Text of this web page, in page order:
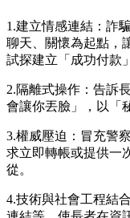
1.建立情感連結：詐
聊天、關懷為起點，
試探建立「成功付款
2.隔離式操作：告訴
會讓你丟臉」，以「
3.權威壓迫：冒充警
求立即轉帳或提供一
從。
4.技術與社會工程結